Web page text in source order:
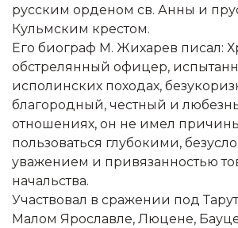
русским орденом св. Анны и
Кульмским крестом.
Его биограф М. Жихарев писал:
обстрелянный офицер,
исполинских походах,
благородный, честный и
отношениях, он не имел
пользоваться глубокими,
уважением и привязанностью
начальства.
Участвовал в сражении под
Малом Ярославле, Люцене,